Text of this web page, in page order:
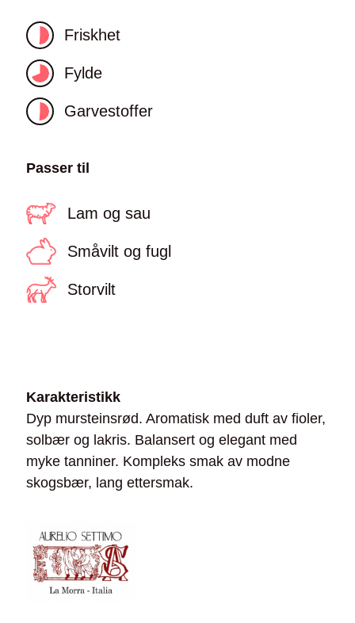
Friskhet
Fylde
Garvestoffer
Passer til
Lam og sau
Småvilt og fugl
Storvilt
Karakteristikk
Dyp mursteinsrød. Aromatisk med duft av fioler,
solbær og lakris. Balansert og elegant med
myke tanniner. Kompleks smak av modne
skogsbær, lang ettersmak.